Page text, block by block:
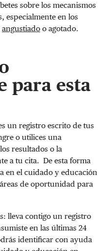
sobre los mecanismos
especialmente en los
angustiado o agotado.
para esta
un registro escrito de tus
o utilices una
resultados o la
a tu cita. De esta forma
en el cuidado y educación
de oportunidad para
lleva contigo un registro
en las últimas 24
identificar con ayuda